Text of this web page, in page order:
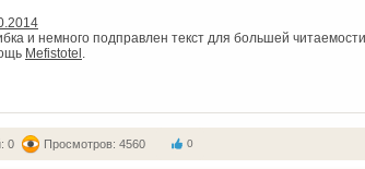
и немного подправлен текст для большей
Mefistotel .
0 Просмотров: 4560 0